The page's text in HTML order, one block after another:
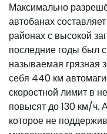
Максимально
автобанах
районах с высокой
последние годы был
называемая грязная
себя 440 км
скоростной лимит в
повысят до 130 км/ч.
которое не